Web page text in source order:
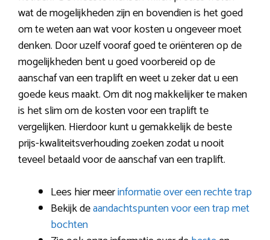
wat de mogelijkheden zijn en bovendien is het goed
om te weten aan wat voor kosten u ongeveer moet
denken. Door uzelf vooraf goed te oriënteren op de
mogelijkheden bent u goed voorbereid op de
aanschaf van een traplift en weet u zeker dat u een
goede keus maakt. Om dit nog makkelijker te maken
is het slim om de kosten voor een traplift te
vergelijken. Hierdoor kunt u gemakkelijk de beste
prijs-kwaliteitsverhouding zoeken zodat u nooit
teveel betaald voor de aanschaf van een traplift.
Lees hier meerinformatie over een rechte trap
Bekijk deaandachtspunten voor een trap met
bochten